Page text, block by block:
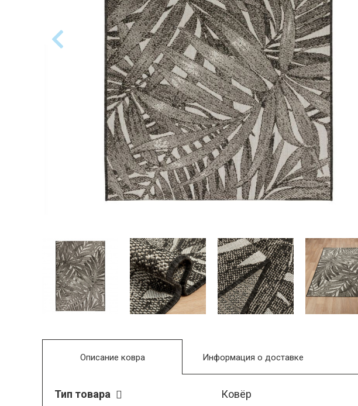
Описание ковра
Тип товара Ковёр
Информация о доставке